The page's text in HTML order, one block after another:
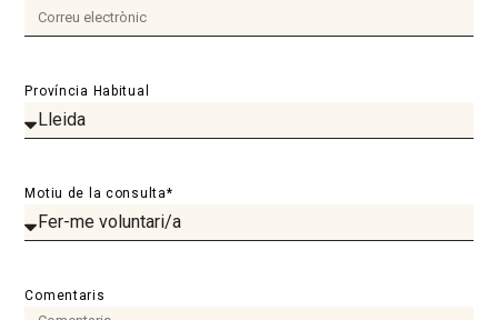
Província Habitual
Motiu de la consulta*
Comentaris